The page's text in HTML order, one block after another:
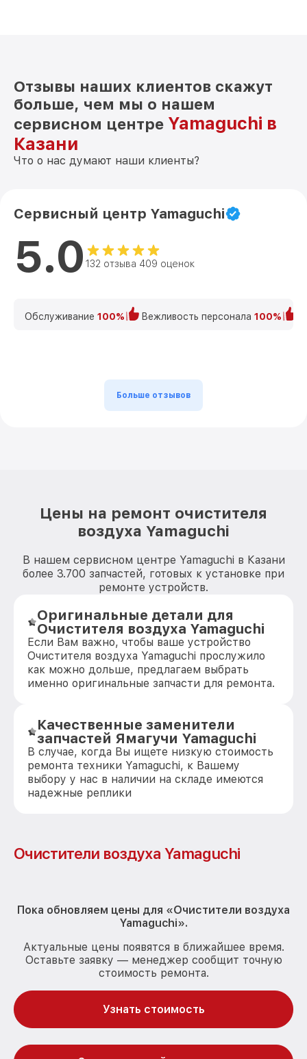
Отзывы наших клиентов скажут
больше, чем мы о нашем
сервисном центре Yamaguchi в
Казани
Что о нас думают наши клиенты?
Сервисный центр Yamaguchi
5.0 132 отзыва 409 оценок
Обслуживание 100% Вежливость персонала 100%
Больше отзывов
Цены на ремонт очистителя
воздуха Yamaguchi
В нашем сервисном центре Yamaguchi в Казани
более 3.700 запчастей, готовых к установке при
ремонте устройств.
Оригинальные детали для
Очистителя воздуха Yamaguchi
Если Вам важно, чтобы ваше устройство
Очистителя воздуха Yamaguchi прослужило
как можно дольше, предлагаем выбрать
именно оригинальные запчасти для ремонта.
Качественные заменители
запчастей Ямагучи Yamaguchi
В случае, когда Вы ищете низкую стоимость
ремонта техники Yamaguchi, к Вашему
выбору у нас в наличии на складе имеются
надежные реплики
Очистители воздуха Yamaguchi
Пока обновляем цены для «Очистители воздуха
Yamaguchi».
Актуальные цены появятся в ближайшее время.
Оставьте заявку — менеджер сообщит точную
стоимость ремонта.
Узнать стоимость